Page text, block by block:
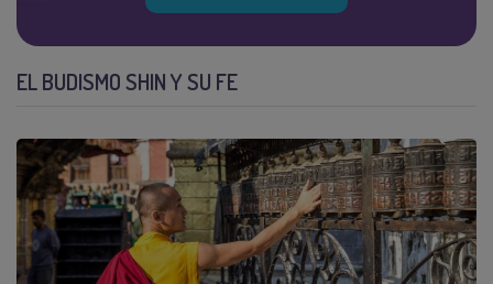
EL BUDISMO SHIN Y SU FE